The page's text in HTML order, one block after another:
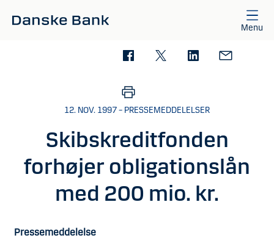
Menu
12. NOV. 1997 – PRESSEMEDDELELSER
Skibskreditfonden
forhøjer obligationslån
med 200 mio. kr.
Pressemeddelelse